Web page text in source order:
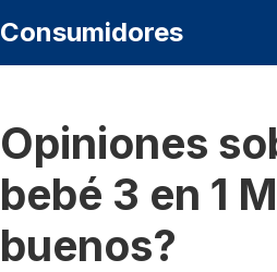
Consumidores
Opiniones
bebé 3 en 1
buenos?